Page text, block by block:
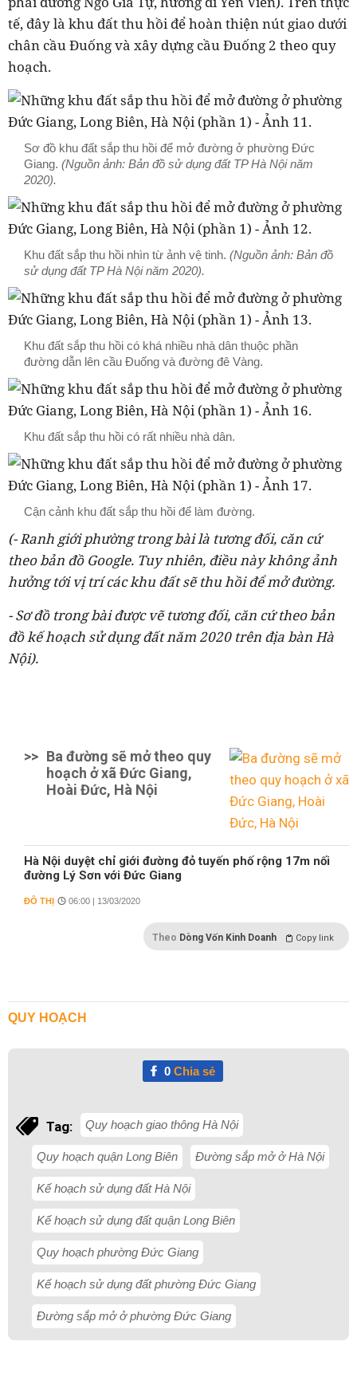
tế, đây là khu đất thu hồi để hoàn thiện nút giao dưới
chân cầu Đuống và xây dựng cầu Đuống 2 theo quy
hoạch.
Sơ đồ khu đất sắp thu hồi để mở đường ở phường Đức
Giang. (Nguồn ảnh: Bản đồ sử dụng đất TP Hà Nội năm
2020).
Khu đất sắp thu hồi nhìn từ ảnh vệ tinh. (Nguồn ảnh: Bản đồ
sử dụng đất TP Hà Nội năm 2020).
Khu đất sắp thu hồi có khá nhiều nhà dân thuộc phần
đường dẫn lên cầu Đuống và đường đê Vàng.
Khu đất sắp thu hồi có rất nhiều nhà dân.
Cận cảnh khu đất sắp thu hồi để làm đường.
(- Ranh giới phường trong bài là tương đối, căn cứ
theo bản đồ Google. Tuy nhiên, điều này không ảnh
hưởng tới vị trí các khu đất sẽ thu hồi để mở đường.
- Sơ đồ trong bài được vẽ tương đối, căn cứ theo bản
đồ kế hoạch sử dụng đất năm 2020 trên địa bàn Hà
Nội).
>> Ba đường sẽ mở theo quy
hoạch ở xã Đức Giang,
Hoài Đức, Hà Nội
Hà Nội duyệt chỉ giới đường đỏ tuyến phố rộng 17m nối
đường Lý Sơn với Đức Giang
ĐÔ THỊ 06:00 | 13/03/2020
Theo Dòng Vốn Kinh Doanh Copy link
QUY HOẠCH
0Chia sẻ
Tag: Quy hoạch giao thông Hà Nội
Quy hoạch quận Long Biên Đường sắp mở ở Hà Nội
Kế hoạch sử dụng đất Hà Nội
Kế hoạch sử dụng đất quận Long Biên
Quy hoạch phường Đức Giang
Kế hoạch sử dụng đất phường Đức Giang
Đường sắp mở ở phường Đức Giang